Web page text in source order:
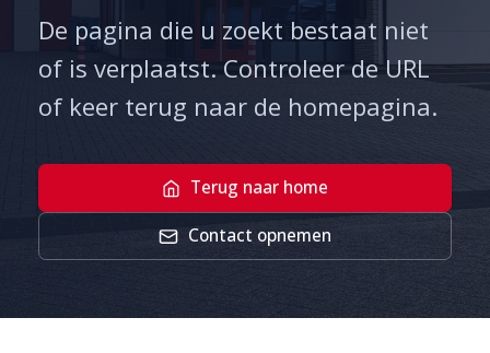
De pagina die u zoekt bestaat niet
of is verplaatst. Controleer de URL
of keer terug naar de homepagina.
Terug naar home
Contact opnemen